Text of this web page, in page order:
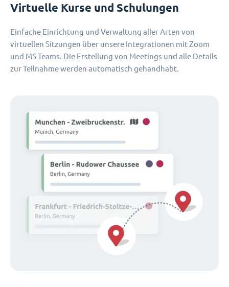
Virtuelle Kurse und Schulungen
Einfache Einrichtung und Verwaltung aller Arten von
virtuellen Sitzungen über unsere Integrationen mit Zoom
und MS Teams. Die Erstellung von Meetings und alle Details
zur Teilnahme werden automatisch gehandhabt.